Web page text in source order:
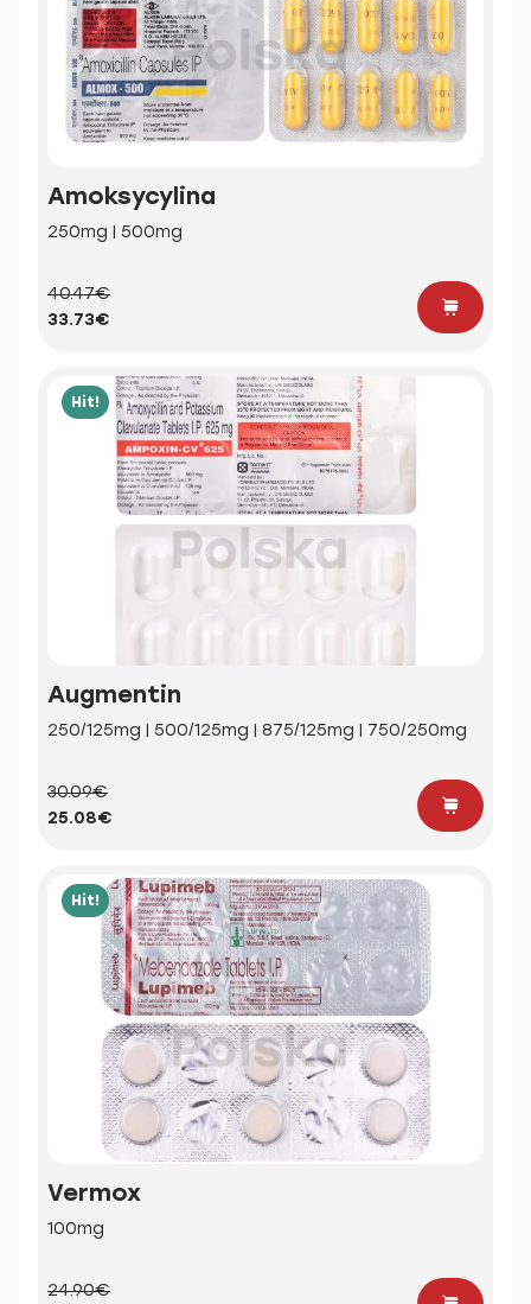
Amoksycylina
250mg | 500mg
40.47€
33.73€
Hit!
Augmentin
250/125mg | 500/125mg | 875/125mg | 750/250mg
30.09€
25.08€
Hit!
Vermox
100mg
24.90€